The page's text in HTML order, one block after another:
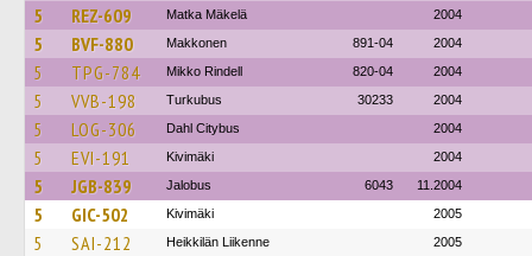
5 REZ-609 Matka Mäkelä 2004
5 BVF-880 Makkonen 891-04 2004
5 TPG-784 Mikko Rindell 820-04 2004
5 VVB-198 Turkubus 30233 2004
5 LOG-306 Dahl Citybus 2004
5 EVI-191 Kivimäki 2004
5 JGB-839 Jalobus 6043 11.2004
5 GIC-502 Kivimäki 2005
5 SAI-212 Heikkilän Liikenne 2005